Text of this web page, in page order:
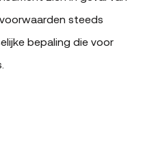
steeds
bepaling die voor